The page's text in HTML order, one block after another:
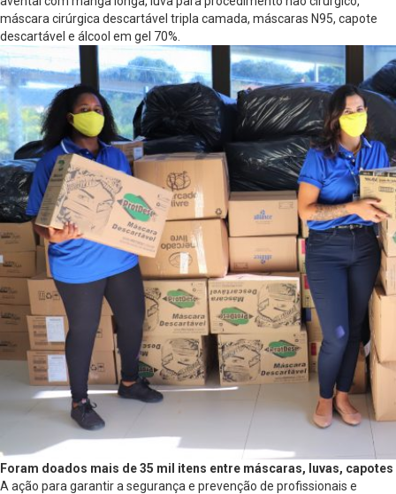
máscara cirúrgica descartável tripla camada, máscaras N95, capote
descartável e álcool em gel 70%.
Foram doados mais de 35 mil itens entre máscaras, luvas,
A ação para garantir a segurança e prevenção de profissionais e